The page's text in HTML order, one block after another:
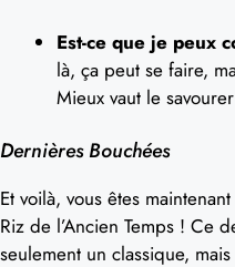
Est-ce que je peux
là, ça peut se faire,
Mieux vaut le
Dernières Bouchées
Et voilà, vous êtes
Riz de l’Ancien Temps ! Ce
seulement un classique,